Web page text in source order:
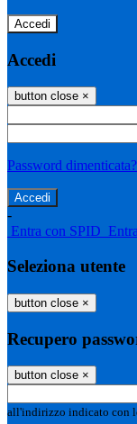
Accedi
Accedi
button close ×
Password dimenticata?
-
Entra con SPID
Seleziona utente
button close ×
Recupero
button close ×
all'indirizzo indicato con